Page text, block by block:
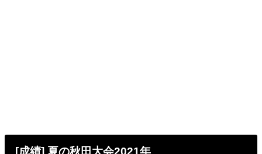
[成績] 夏の秋田大会2021年